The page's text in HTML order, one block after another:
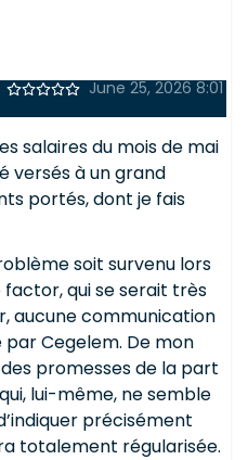
June 25, 2026 8:01
salaires du mois de mai
versés à un grand
portés, dont je fais
soit survenu lors
qui se serait très
aucune communication
Cegelem. De mon
promesses de la part
lui-même, ne semble
précisément
totalement régularisée.